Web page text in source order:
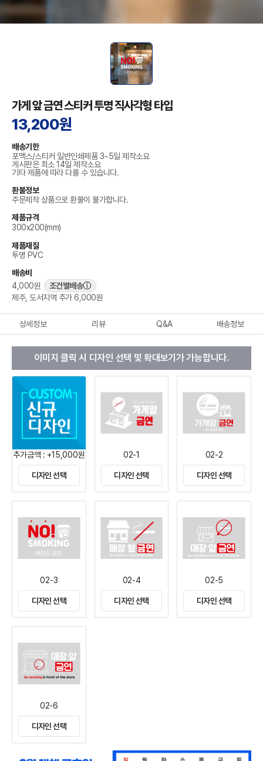
가게 앞 금연 스티커 투명 직사각형 타입
13,200원
배송기한
포맥스/스티커 일반인쇄제품 3~5일 제작소요
게시판은 최소 14일 제작소요
기타 제품에 따라 다를 수 있습니다.
환불정보
주문제작 상품으로 환불이 불가합니다.
제품규격
300x200(mm)
제품재질
투명 PVC
배송비
4,000원
조건별배송ⓘ
제주, 도서지역 추가 6,000원
상세정보 리뷰 Q&A 배송정보
이미지 클릭 시 디자인 선택 및 확대보기가 가능합니다.
추가금액 : +15,000원
디자인 선택
02-1
디자인 선택
02-2
디자인 선택
02-3
디자인 선택
02-4
디자인 선택
02-5
디자인 선택
02-6
디자인 선택